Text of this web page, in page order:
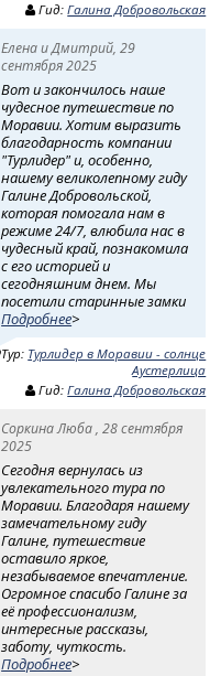
Гид:Галина Добровольская
Елена и Дмитрий, 29
сентября 2025
Вот и закончилось наше
чудесное путешествие по
Моравии. Хотим выразить
благодарность компании
"Турлидер" и, особенно,
нашему великолепному гиду
Галине Добровольской,
которая помогала нам в
режиме 24/7, влюбила нас в
чудесный край, познакомила
с его историей и
сегодняшним днем. Мы
посетили старинные замки
Подробнее>
Тур: Турлидер в Моравии - солнце
Аустерлица
Гид:Галина Добровольская
Соркина Люба , 28 сентября
2025
Сегодня вернулась из
увлекательного тура по
Моравии. Благодаря нашему
замечательному гиду
Галине, путешествие
оставило яркое,
незабываемое впечатление.
Огромное спасибо Галине за
её профессионализм,
интересные рассказы,
заботу, чуткость.
Подробнее>